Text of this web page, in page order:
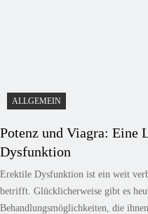
ALLGEMEIN
Potenz und Viagra: Eine
Dysfunktion
Erektile Dysfunktion ist ein weit
betrifft. Glücklicherweise gibt es
Behandlungsmöglichkeiten, die